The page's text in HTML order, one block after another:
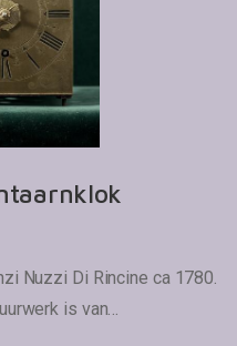
Nuzzi Di Rincine ca 1780.
is van…